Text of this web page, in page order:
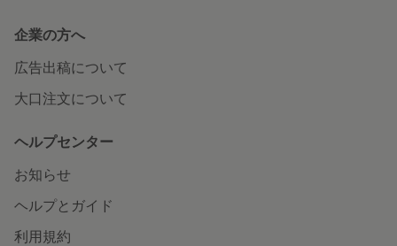
企業の方へ
広告出稿について
大口注文について
ヘルプセンター
お知らせ
ヘルプとガイド
利用規約